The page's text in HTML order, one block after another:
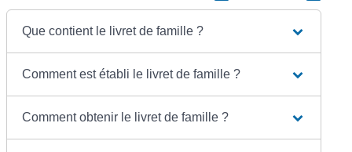
Que contient le livret de famille ?
Comment est établi le livret de famille ?
Comment obtenir le livret de famille ?